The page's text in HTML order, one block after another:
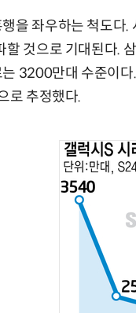
을 좌우하는 척도다
것으로 기대된다.
3200만대 수준이
로 추정했다.